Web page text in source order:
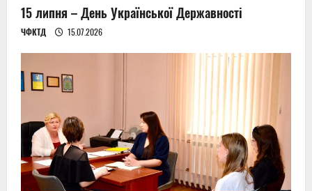
15 липня – День Української Державності
ЧФКТД 15.07.2026